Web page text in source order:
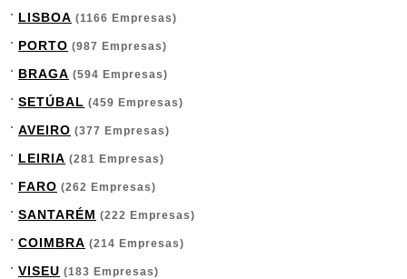
LISBOA (1166 Empresas)
PORTO (987 Empresas)
BRAGA (594 Empresas)
SETÚBAL (459 Empresas)
AVEIRO (377 Empresas)
LEIRIA (281 Empresas)
FARO (262 Empresas)
SANTARÉM (222 Empresas)
COIMBRA (214 Empresas)
VISEU (183 Empresas)